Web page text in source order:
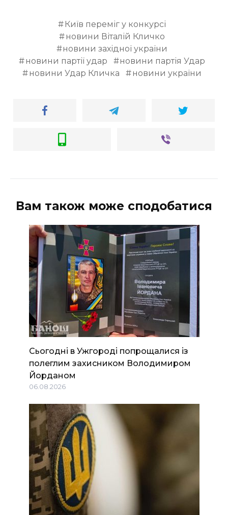
Київ переміг у конкурсі
новини Віталій Кличко
новини західної україни
новини партії удар
новини партія Удар
новини Удар Кличка
новини україни
Вам також може сподобатися
Сьогодні в Ужгороді попрощалися із
полеглим захисником Володимиром
Йорданом
06.08.2026